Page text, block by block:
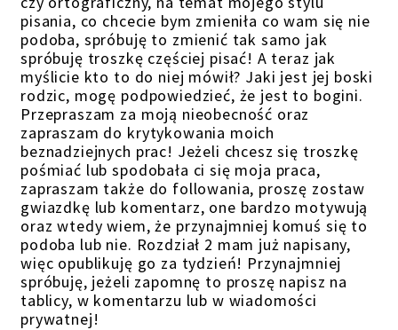
pisania, co chcecie bym zmieniła co wam się nie
podoba, spróbuję to zmienić tak samo jak
spróbuję troszkę częściej pisać! A teraz jak
myślicie kto to do niej mówił? Jaki jest jej boski
rodzic, mogę podpowiedzieć, że jest to bogini.
Przepraszam za moją nieobecność oraz
zapraszam do krytykowania moich
beznadziejnych prac! Jeżeli chcesz się troszkę
pośmiać lub spodobała ci się moja praca,
zapraszam także do followania, proszę zostaw
gwiazdkę lub komentarz, one bardzo motywują
oraz wtedy wiem, że przynajmniej komuś się to
podoba lub nie. Rozdział 2 mam już napisany,
więc opublikuję go za tydzień! Przynajmniej
spróbuję, jeżeli zapomnę to proszę napisz na
tablicy, w komentarzu lub w wiadomości
prywatnej!